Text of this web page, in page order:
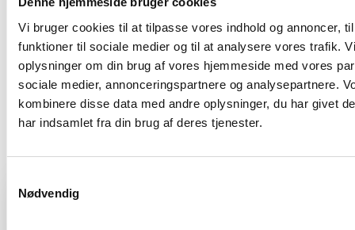
Vi bruger cookies til at tilpasse vores indhold og annoncer,
funktioner til sociale medier og til at analysere vores trafik.
oplysninger om din brug af vores hjemmeside med vores
sociale medier, annonceringspartnere og analysepartnere.
kombinere disse data med andre oplysninger, du har givet
har indsamlet fra din brug af deres tjenester.
Nødvendig
ALBERTINA
HUS
[apartment_overview
type=”overview”
project=”albertina-hus”]
FÆLLESBO
[apartment_overview
type=”overview”
project=”faellesbo” view-
count=”2″]
Se flere lejeboliger her
Vejlands Alle 216G, st.